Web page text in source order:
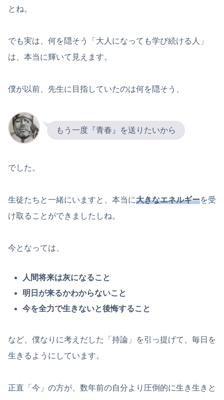
とね。
でも実は、何を隠そう「大人になっても学び続ける人」
は、本当に輝いて見えます。
僕が以前、先生に目指していたのは何を隠そう、
もう一度『青春』を送りたいから
でした。
生徒たちと一緒にいますと、本当に大きなエネルギーを受
け取ることができましたしね。
今となっては、
人間将来は灰になること
明日が来るかわからないこと
今を全力で生きないと後悔すること
など、僕なりに考えだした「持論」を引っ提げて、毎日を
生きるようにしています。
正直「今」の方が、数年前の自分より圧倒的に生き生きと